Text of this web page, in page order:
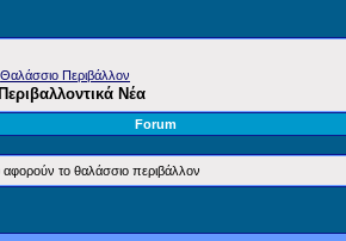
Θαλάσσιο Περιβάλλον
Περιβαλλοντικά Νέα
Forum
το θαλάσσιο περιβάλλον